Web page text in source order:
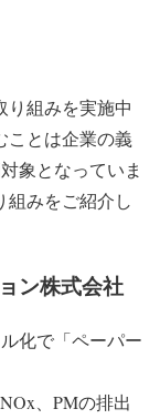
り組みを実施中
ことは企業の義
象となっていま
組みをご紹介し
ン株式会社
化で 「ペーパー
、PMの排出